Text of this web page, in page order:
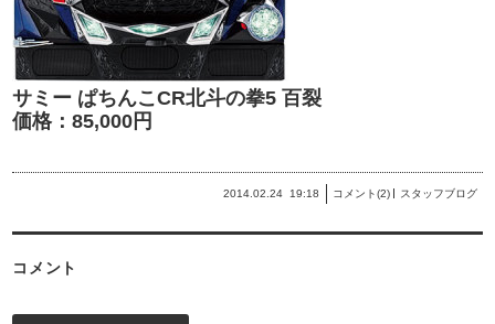
サミー ぱちんこCR北斗の拳5 百裂
価格：85,000円
2014.02.24 19:18 コメント(2) スタッフブログ
コメント